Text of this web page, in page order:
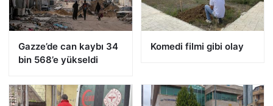
Gazze’de can kaybı 34
bin 568’e yükseldi
Komedi filmi gibi olay